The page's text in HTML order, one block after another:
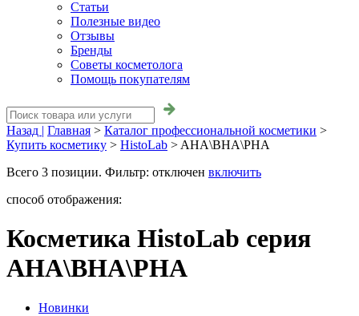
Статьи
Полезные видео
Отзывы
Бренды
Советы косметолога
Помощь покупателям
Назад | Главная > Каталог профессиональной косметики >
Купить косметику > HistoLab > AHA\BHA\PHA
Всего 3 позиции. Фильтр: отключен включить
способ отображения:
Косметика HistoLab серия
AHA\BHA\PHA
Новинки